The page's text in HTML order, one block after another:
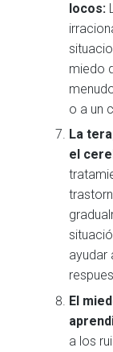
locos:
miedo
o a un
La
el
ayudar
El
a los